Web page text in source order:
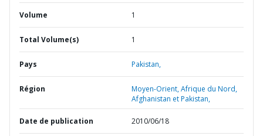
Volume 1
Total Volume(s) 1
Pays Pakistan,
Région
Moyen-Orient, Afrique du Nord,
Afghanistan et Pakistan,
Date de publication 2010/06/18